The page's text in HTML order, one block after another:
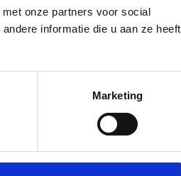
onze partners voor social
informatie die u aan ze heeft
Marketing
heel veel plezier